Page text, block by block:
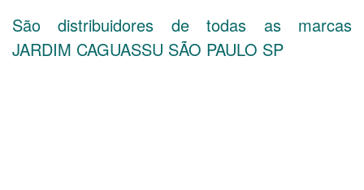
São distribuidores de todas as marcas
JARDIM CAGUASSU SÃO PAULO SP